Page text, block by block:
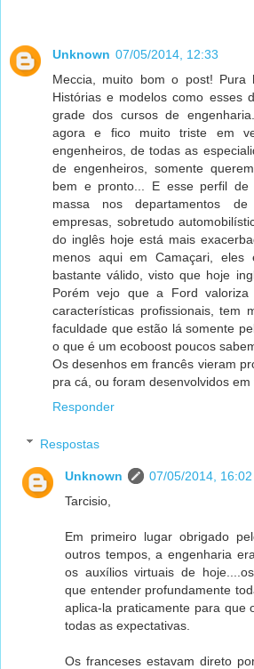
Unknown 07/05/2014, 12:33
Meccia, muito bom o post! Pura
Histórias e modelos como esses
grade dos cursos de
agora e fico muito triste em
engenheiros, de todas as
de engenheiros, somente
bem e pronto... E esse perfil de
massa nos departamentos de
empresas, sobretudo
do inglês hoje está mais
menos aqui em Camaçari, eles
bastante válido, visto que hoje
Porém vejo que a Ford
características profissionais, tem
faculdade que estão lá somente
o que é um ecoboost poucos
Os desenhos em francês vieram
pra cá, ou foram desenvolvidos
Responder
Respostas
Unknown
07/05/2014, 16:02
Tarcisio,
Em primeiro lugar obrigado
outros tempos, a engenharia
os auxílios virtuais de
que entender profundamente
aplica-la praticamente para que
todas as expectativas.
Os franceses estavam direto